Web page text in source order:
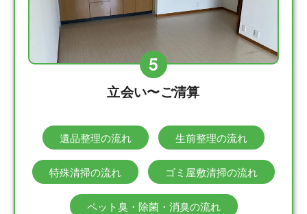
5
立会い〜ご清算
遺品整理の流れ 生前整理の流れ
特殊清掃の流れ ゴミ屋敷清掃の流れ
ペット臭・除菌・消臭の流れ